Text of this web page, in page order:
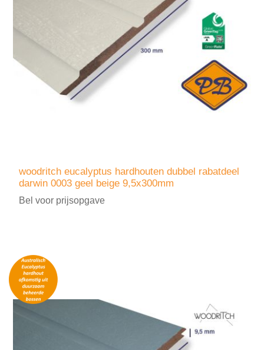
woodritch eucalyptus hardhouten dubbel rabatdeel
darwin 0003 geel beige 9,5x300mm
Bel voor prijsopgave